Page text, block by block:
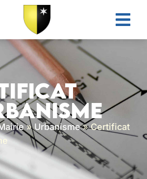
»Urbanisme»Certificat